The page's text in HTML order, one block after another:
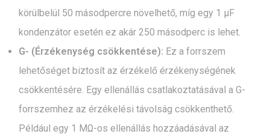
körülbelül 50 másodpercre növelhető, míg egy 1 µF
kondenzátor esetén ez akár 250 másodperc is lehet.
G- (Érzékenység csökkentése): Ez a forrszem
lehetőséget biztosít az érzékelő érzékenységének
csökkentésére. Egy ellenállás csatlakoztatásával a G-
forrszemhez az érzékelési távolság csökkenthető.
Például egy 1 MΩ-os ellenállás hozzáadásával az